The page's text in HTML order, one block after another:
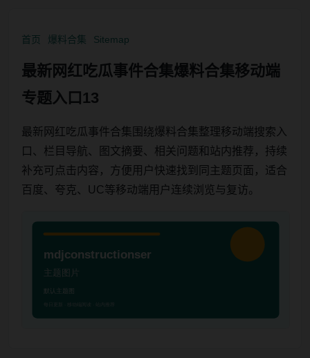
首页 爆料合集 Sitemap
最新网红吃瓜事件合集爆料合集移动端
专题入口13
最新网红吃瓜事件合集围绕爆料合集整理移动端搜索入
口、栏目导航、图文摘要、相关问题和站内推荐，持续
补充可点击内容，方便用户快速找到同主题页面，适合
百度、夸克、UC等移动端用户连续浏览与复访。